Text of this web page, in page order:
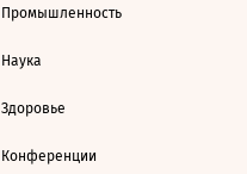
Промышленность
Наука
Здоровье
Конференции